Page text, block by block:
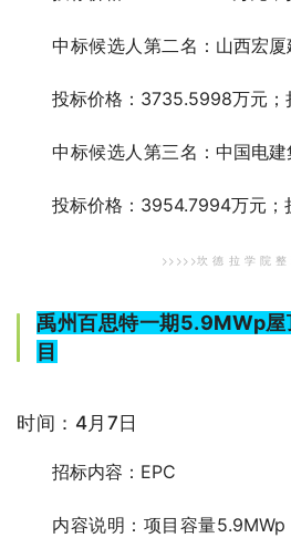
中标候选人第二名：山西宏
投标价格：3735.5998万元；
中标候选人第三名：中国电
投标价格：3954.7994万元；
>>>>>坎 德 拉 学 院
禹州百思特一期5.9MWp屋
目
时间：4月7日
招标内容：EPC
内容说明：项目容量5.9MWp